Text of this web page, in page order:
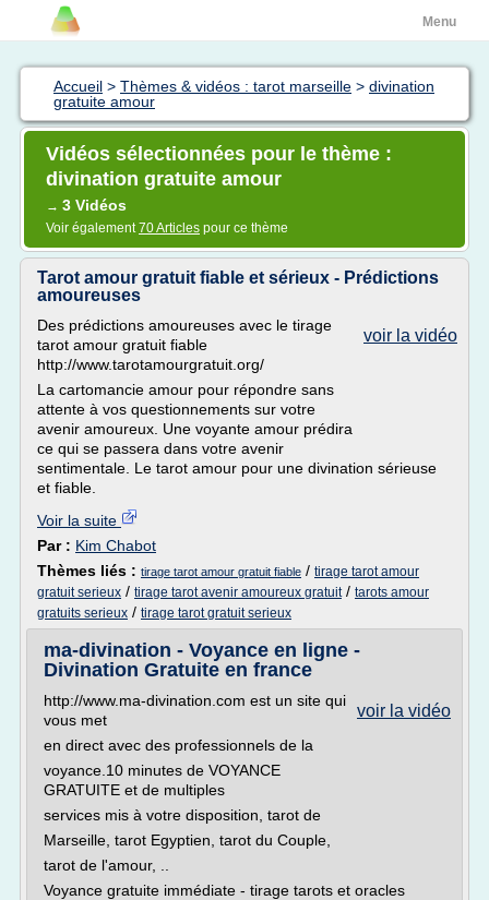
Menu
Accueil > Thèmes & vidéos : tarot marseille > divination
gratuite amour
Vidéos sélectionnées pour le thème :
divination gratuite amour
→ 3 Vidéos
Voir également70 Articles pour ce thème
Tarot amour gratuit fiable et sérieux - Prédictions
amoureuses
voir la vidéo
Des prédictions amoureuses avec le tirage
tarot amour gratuit fiable
http://www.tarotamourgratuit.org/
La cartomancie amour pour répondre sans
attente à vos questionnements sur votre
avenir amoureux. Une voyante amour prédira
ce qui se passera dans votre avenir
sentimentale. Le tarot amour pour une divination sérieuse
et fiable.
Voir la suite
Par : Kim Chabot
Thèmes liés : tirage tarot amour gratuit fiable / tirage tarot amour
gratuit serieux / tirage tarot avenir amoureux gratuit/ tarots amour
gratuits serieux / tirage tarot gratuit serieux
ma-divination - Voyance en ligne -
Divination Gratuite en france
voir la vidéo
http://www.ma-divination.com est un site qui
vous met
en direct avec des professionnels de la
voyance.10 minutes de VOYANCE
GRATUITE et de multiples
services mis à votre disposition, tarot de
Marseille, tarot Egyptien, tarot du Couple,
tarot de l'amour, ..
Voyance gratuite immédiate - tirage tarots et oracles